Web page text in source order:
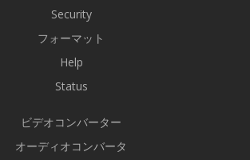
Security
フォーマット
Help
Status
ビデオコンバーター
オーディオコンバータ